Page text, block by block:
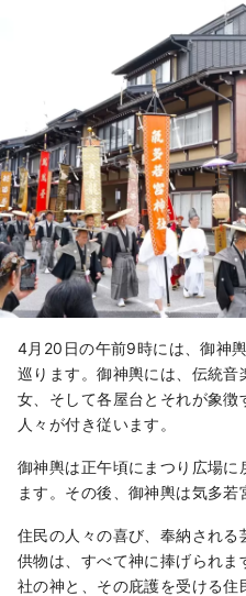
4月20日の午前9時には、御神
巡ります。御神輿には、伝統
女、そして各屋台とそれが象
人々が付き従います。
御神輿は正午頃にまつり広場
ます。その後、御神輿は気多若
住民の人々の喜び、奉納され
供物は、すべて神に捧げられ
社の神と、その庇護を受ける